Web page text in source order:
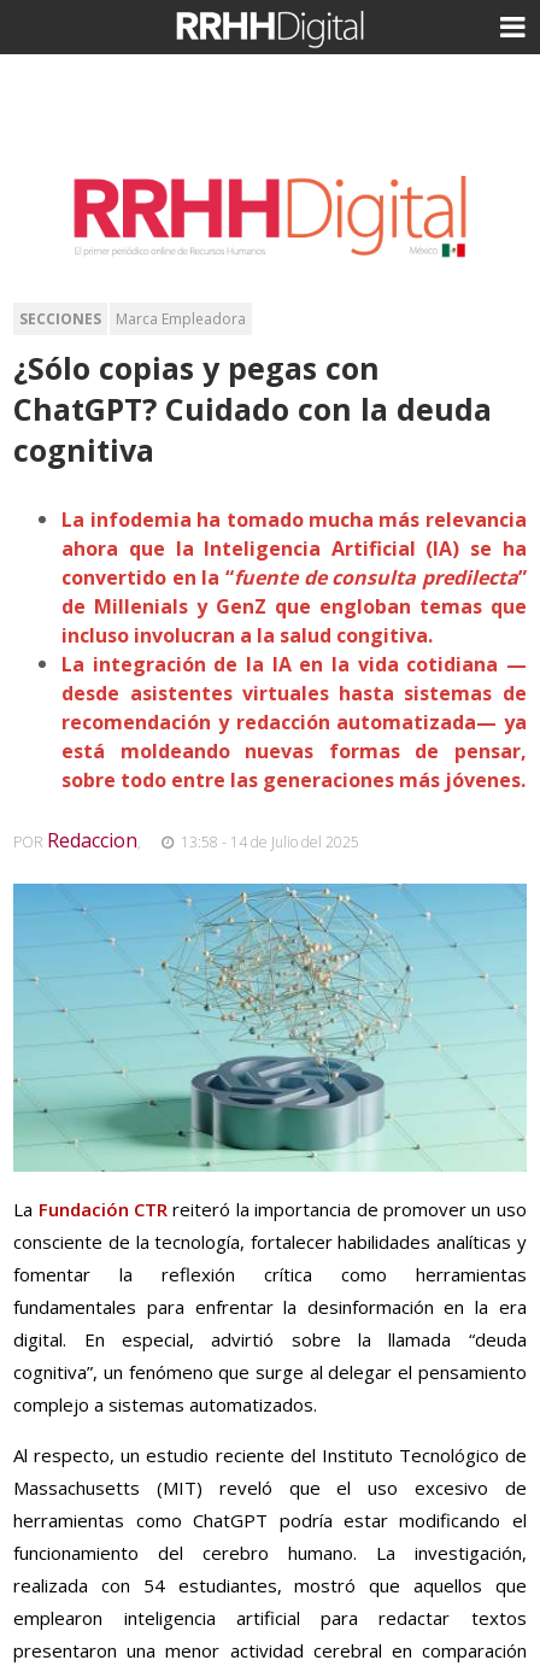
SECCIONES Marca Empleadora
¿Sólo copias y pegas con
ChatGPT? Cuidado con la deuda
cognitiva
La infodemia ha tomado mucha más relevancia
ahora que la Inteligencia Artificial (IA) se ha
convertido en la “fuente de consulta predilecta”
de Millenials y GenZ que engloban temas que
incluso involucran a la salud congitiva.
La integración de la IA en la vida cotidiana —
desde asistentes virtuales hasta sistemas de
recomendación y redacción automatizada— ya
está moldeando nuevas formas de pensar,
sobre todo entre las generaciones más jóvenes.
POR Redaccion, 13:58 - 14 de Julio del 2025
La Fundación CTR reiteró la importancia de promover un uso
consciente de la tecnología, fortalecer habilidades analíticas y
fomentar la reflexión crítica como herramientas
fundamentales para enfrentar la desinformación en la era
digital. En especial, advirtió sobre la llamada “deuda
cognitiva”, un fenómeno que surge al delegar el pensamiento
complejo a sistemas automatizados.
Al respecto, un estudio reciente del Instituto Tecnológico de
Massachusetts (MIT) reveló que el uso excesivo de
herramientas como ChatGPT podría estar modificando el
funcionamiento del cerebro humano. La investigación,
realizada con 54 estudiantes, mostró que aquellos que
emplearon inteligencia artificial para redactar textos
presentaron una menor actividad cerebral en comparación